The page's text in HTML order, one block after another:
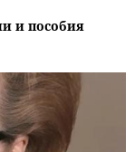
и пособия